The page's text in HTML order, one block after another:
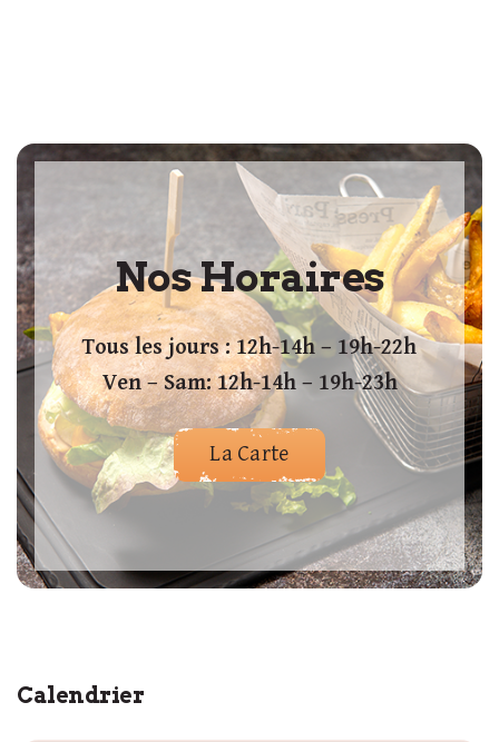
Nos Horaires
Tous les jours : 12h-14h – 19h-22h
Ven – Sam: 12h-14h – 19h-23h
La Carte
Calendrier